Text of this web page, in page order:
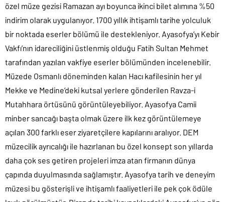
özel müze gezisi Ramazan ayı boyunca ikinci bilet alımına %50
indirim olarak uygulanıyor. 1700 yıllık ihtişamlı tarihe yolculuk
bir noktada eserler bölümü ile destekleniyor. Ayasofya’yı Kebir
Vakfı’nın idareciliğini üstlenmiş olduğu Fatih Sultan Mehmet
tarafından yazılan vakfiye eserler bölümünden incelenebilir.
Müzede Osmanlı döneminden kalan Hacı kafilesinin her yıl
Mekke ve Medine’deki kutsal yerlere gönderilen Ravza-i
Mutahhara örtüsünü görüntüleyebiliyor. Ayasofya Camii
minber sancağı başta olmak üzere ilk kez görüntülemeye
açılan 300 farklı eser ziyaretçilere kapılarını aralıyor. DEM
müzecilik ayrıcalığı ile hazırlanan bu özel konsept son yıllarda
daha çok ses getiren projeleri imza atan firmanın dünya
çapında duyulmasında sağlamıştır. Ayasofya tarih ve deneyim
müzesi bu gösterişli ve ihtişamlı faaliyetleri ile pek çok ödüle